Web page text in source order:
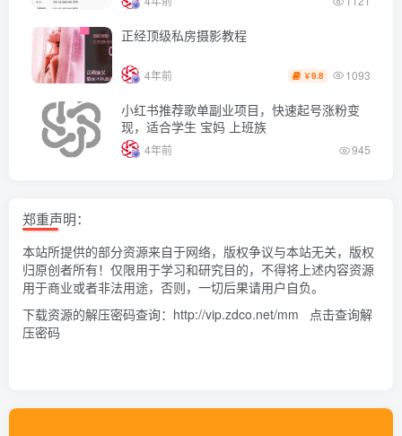
正经顶级私房摄影教程
4年前 ￥9.8 1093
小红书推荐歌单副业项目，快速起号涨粉变
现，适合学生 宝妈 上班族
4年前 945
郑重声明：
本站所提供的部分资源来自于网络，版权争议与本站无关，版权
归原创者所有！仅限用于学习和研究目的，不得将上述内容资源
用于商业或者非法用途，否则，一切后果请用户自负。
下载资源的解压密码查询： http://vip.zdco.net/mm
点击查询解
压密码